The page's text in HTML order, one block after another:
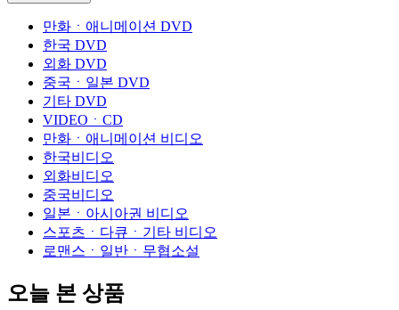
만화ㆍ애니메이션 DVD
한국 DVD
외화 DVD
중국ㆍ일본 DVD
기타 DVD
VIDEOㆍCD
만화ㆍ애니메이션 비디오
한국비디오
외화비디오
중국비디오
일본ㆍ아시아권 비디오
스포츠ㆍ다큐ㆍ기타 비디오
로맨스ㆍ일반ㆍ무협소설
오늘 본 상품